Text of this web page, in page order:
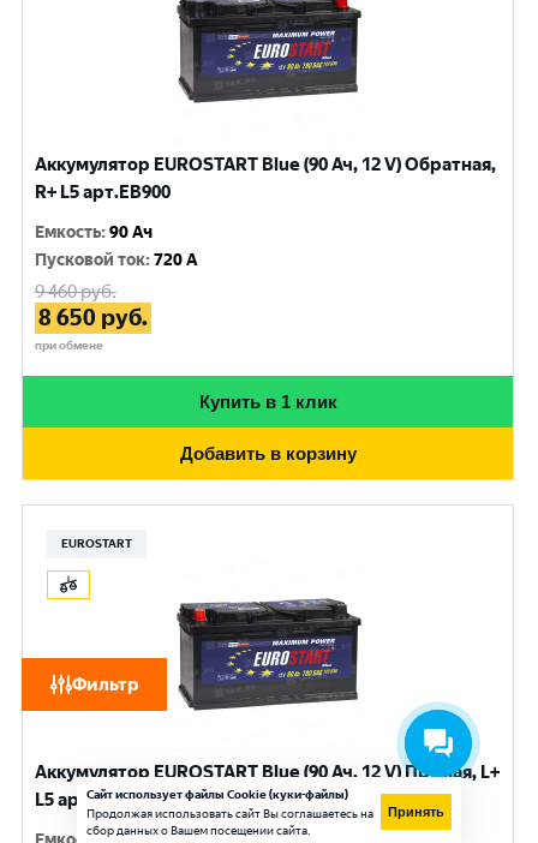
Фильтр
Аккумулятор EUROSTART Blue (90 Ач, 12 V) Обратная,
R+ L5 арт.EB900
Емкость:90 Ач
Пусковой ток:720 A
9 460руб.
8 650 руб.
при обмене
Купить в 1 клик
Добавить в корзину
EUROSTART
Аккумулятор EUROSTART Blue (90 Ач, 12 V) Прямая, L+
L5 арт.EB901
Сайт использует файлы Cookie (куки-файлы)
Продолжая использовать сайт Вы соглашаетесь на
сбор данных о Вашем посещении сайта.
Принять